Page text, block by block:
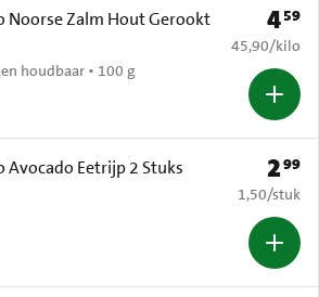
Noorse Zalm Hout Gerookt
houdbaar • 100 g
Prijs:
459
€ 45,90 per
45,90/kilo
Avocado Eetrijp 2 Stuks Prijs:
299
€ 1,50 per
1,50/stuk